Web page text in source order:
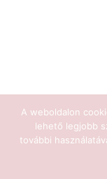
A weboldalon
lehető legjobb
további